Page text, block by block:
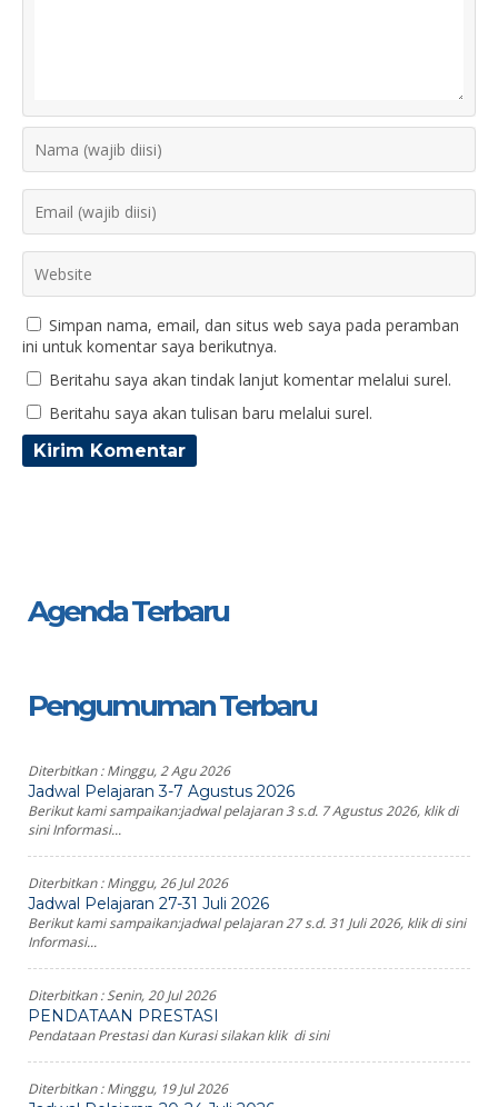
Simpan nama, email, dan situs web saya pada peramban
ini untuk komentar saya berikutnya.
Beritahu saya akan tindak lanjut komentar melalui surel.
Beritahu saya akan tulisan baru melalui surel.
Agenda Terbaru
Pengumuman Terbaru
Diterbitkan :Minggu, 2 Agu 2026
Jadwal Pelajaran 3-7 Agustus 2026
Berikut kami sampaikan:jadwal pelajaran 3 s.d. 7 Agustus 2026, klik di
sini Informasi...
Diterbitkan :Minggu, 26 Jul 2026
Jadwal Pelajaran 27-31 Juli 2026
Berikut kami sampaikan:jadwal pelajaran 27 s.d. 31 Juli 2026, klik di sini
Informasi...
Diterbitkan :Senin, 20 Jul 2026
PENDATAAN PRESTASI
Pendataan Prestasi dan Kurasi silakan klik di sini
Diterbitkan :Minggu, 19 Jul 2026